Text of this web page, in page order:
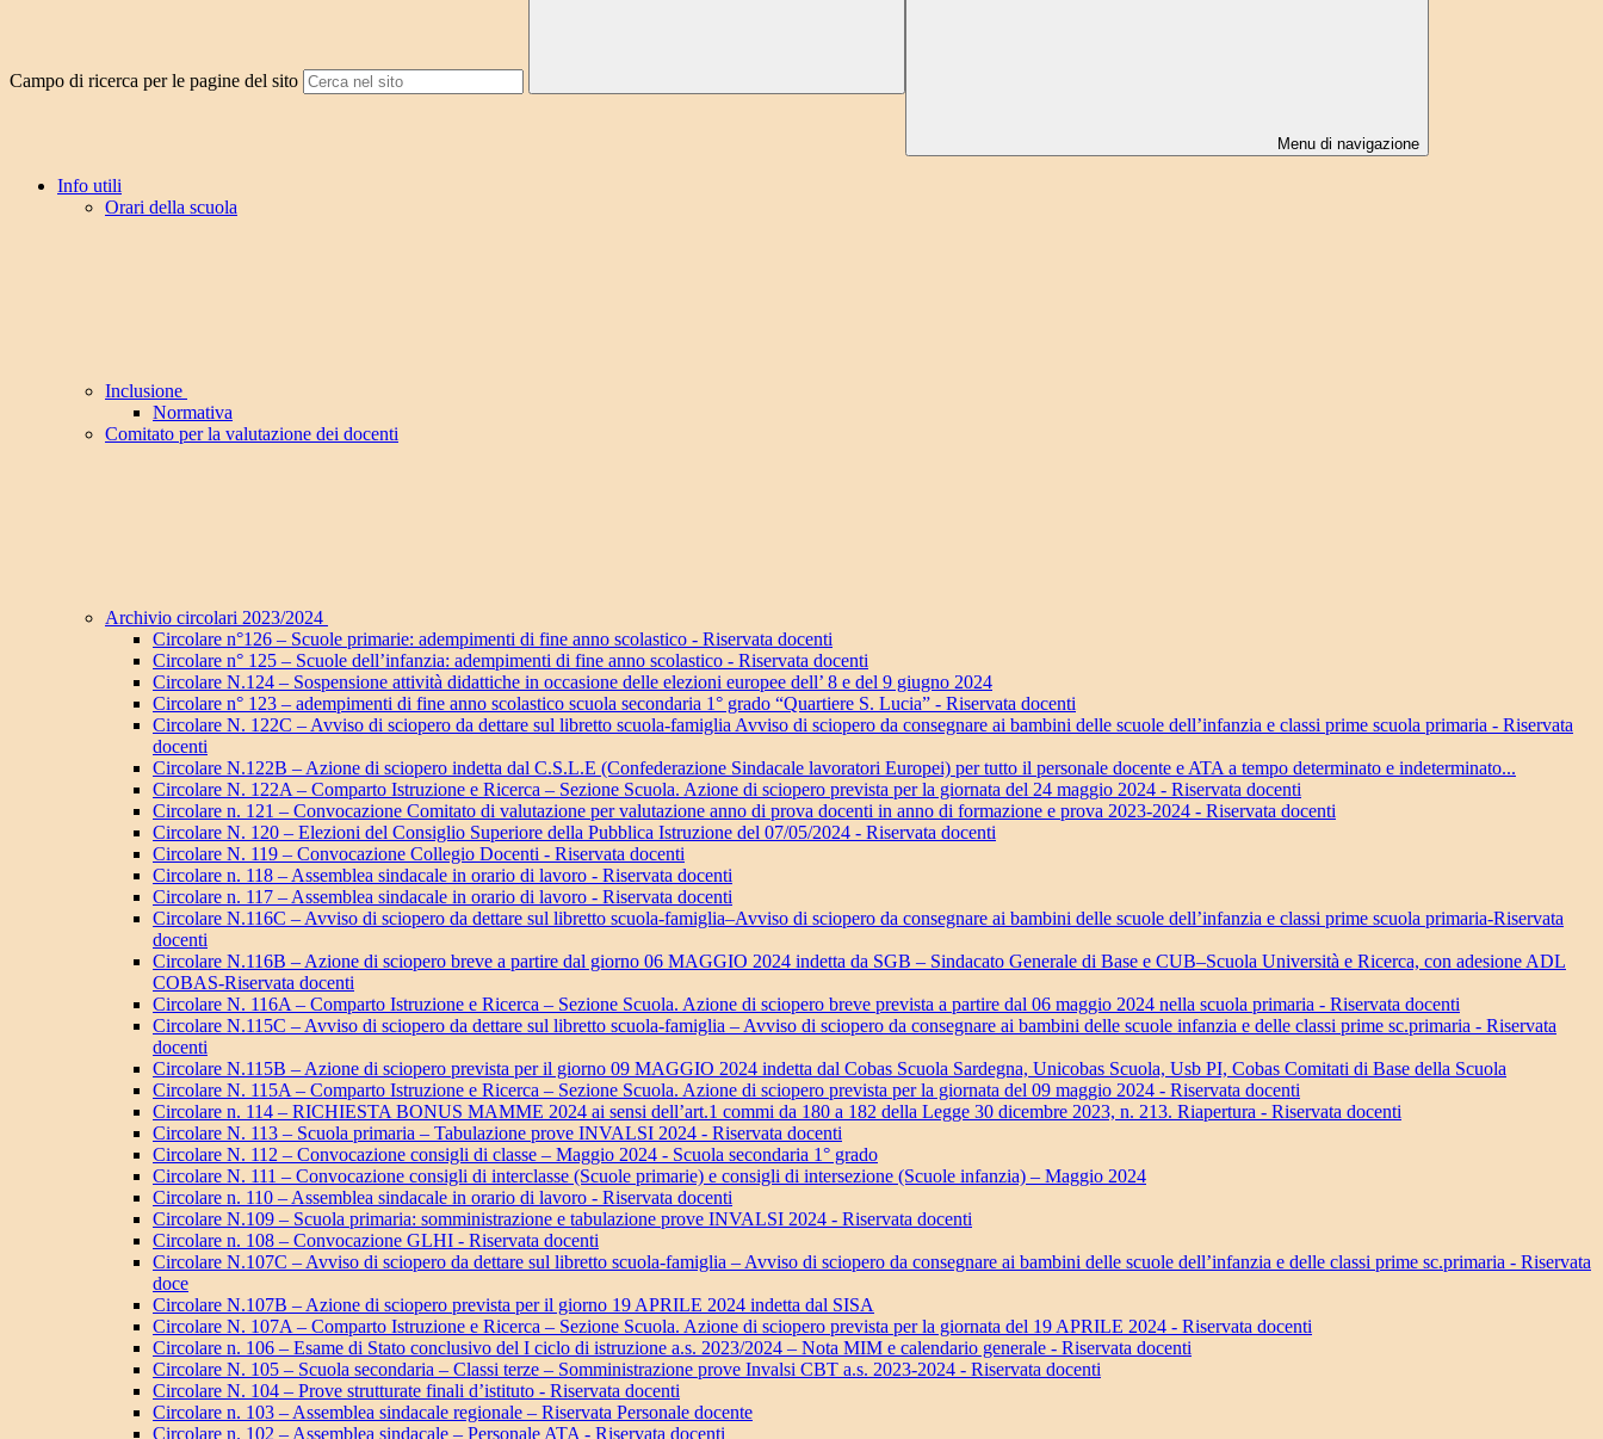
Campo di ricerca per le pagine del sito
Menu di navigazione
Info utili
Orari della scuola
Inclusione
Normativa
Comitato per la valutazione dei docenti
Archivio circolari 2023/2024
Circolare n°126 – Scuole primarie: adempimenti di fine anno scolastico - Riservata docenti
Circolare n° 125 – Scuole dell’infanzia: adempimenti di fine anno scolastico - Riservata docenti
Circolare N.124 – Sospensione attività didattiche in occasione delle elezioni europee dell’ 8 e del 9 giugno 2024
Circolare n° 123 – adempimenti di fine anno scolastico scuola secondaria 1° grado “Quartiere S. Lucia” - Riservata docenti
Circolare N. 122C – Avviso di sciopero da dettare sul libretto scuola-famiglia Avviso di sciopero da consegnare ai bambini delle scuole dell’infanzia e classi prime scuola primaria - Riservata
docenti
Circolare N.122B – Azione di sciopero indetta dal C.S.L.E (Confederazione Sindacale lavoratori Europei) per tutto il personale docente e ATA a tempo determinato e indeterminato...
Circolare N. 122A – Comparto Istruzione e Ricerca – Sezione Scuola. Azione di sciopero prevista per la giornata del 24 maggio 2024 - Riservata docenti
Circolare n. 121 – Convocazione Comitato di valutazione per valutazione anno di prova docenti in anno di formazione e prova 2023-2024 - Riservata docenti
Circolare N. 120 – Elezioni del Consiglio Superiore della Pubblica Istruzione del 07/05/2024 - Riservata docenti
Circolare N. 119 – Convocazione Collegio Docenti - Riservata docenti
Circolare n. 118 – Assemblea sindacale in orario di lavoro - Riservata docenti
Circolare n. 117 – Assemblea sindacale in orario di lavoro - Riservata docenti
Circolare N.116C – Avviso di sciopero da dettare sul libretto scuola-famiglia–Avviso di sciopero da consegnare ai bambini delle scuole dell’infanzia e classi prime scuola primaria-Riservata
docenti
Circolare N.116B – Azione di sciopero breve a partire dal giorno 06 MAGGIO 2024 indetta da SGB – Sindacato Generale di Base e CUB–Scuola Università e Ricerca, con adesione ADL
COBAS-Riservata docenti
Circolare N. 116A – Comparto Istruzione e Ricerca – Sezione Scuola. Azione di sciopero breve prevista a partire dal 06 maggio 2024 nella scuola primaria - Riservata docenti
Circolare N.115C – Avviso di sciopero da dettare sul libretto scuola-famiglia – Avviso di sciopero da consegnare ai bambini delle scuole infanzia e delle classi prime sc.primaria - Riservata
docenti
Circolare N.115B – Azione di sciopero prevista per il giorno 09 MAGGIO 2024 indetta dal Cobas Scuola Sardegna, Unicobas Scuola, Usb PI, Cobas Comitati di Base della Scuola
Circolare N. 115A – Comparto Istruzione e Ricerca – Sezione Scuola. Azione di sciopero prevista per la giornata del 09 maggio 2024 - Riservata docenti
Circolare n. 114 – RICHIESTA BONUS MAMME 2024 ai sensi dell’art.1 commi da 180 a 182 della Legge 30 dicembre 2023, n. 213. Riapertura - Riservata docenti
Circolare N. 113 – Scuola primaria – Tabulazione prove INVALSI 2024 - Riservata docenti
Circolare N. 112 – Convocazione consigli di classe – Maggio 2024 - Scuola secondaria 1° grado
Circolare N. 111 – Convocazione consigli di interclasse (Scuole primarie) e consigli di intersezione (Scuole infanzia) – Maggio 2024
Circolare n. 110 – Assemblea sindacale in orario di lavoro - Riservata docenti
Circolare N.109 – Scuola primaria: somministrazione e tabulazione prove INVALSI 2024 - Riservata docenti
Circolare n. 108 – Convocazione GLHI - Riservata docenti
Circolare N.107C – Avviso di sciopero da dettare sul libretto scuola-famiglia – Avviso di sciopero da consegnare ai bambini delle scuole dell’infanzia e delle classi prime sc.primaria - Riservata
doce
Circolare N.107B – Azione di sciopero prevista per il giorno 19 APRILE 2024 indetta dal SISA
Circolare N. 107A – Comparto Istruzione e Ricerca – Sezione Scuola. Azione di sciopero prevista per la giornata del 19 APRILE 2024 - Riservata docenti
Circolare n. 106 – Esame di Stato conclusivo del I ciclo di istruzione a.s. 2023/2024 – Nota MIM e calendario generale - Riservata docenti
Circolare N. 105 – Scuola secondaria – Classi terze – Somministrazione prove Invalsi CBT a.s. 2023-2024 - Riservata docenti
Circolare N. 104 – Prove strutturate finali d’istituto - Riservata docenti
Circolare n. 103 – Assemblea sindacale regionale – Riservata Personale docente
Circolare n. 102 – Assemblea sindacale – Personale ATA - Riservata docenti